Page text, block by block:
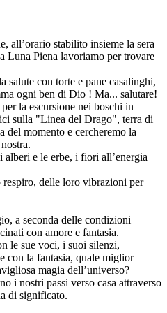
all’orario stabilito insieme la sera
Luna Piena lavoriamo per trovare
salute con torte e pane casalinghi,
ogni ben di Dio ! Ma... salutare!
la escursione nei boschi in
sulla "Linea del Drago", terra di
del momento e cercheremo la
e le erbe, i fiori all’energia
delle loro vibrazioni per
a seconda delle condizioni
con amore e fantasia.
le sue voci, i suoi silenzi,
con la fantasia, quale miglior
magia dell’universo?
i nostri passi verso casa attraverso
di significato.